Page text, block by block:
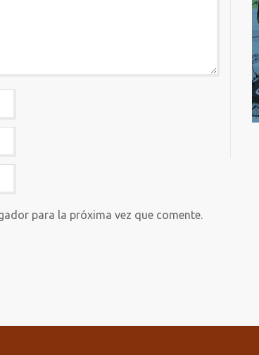
para la próxima vez que comente.